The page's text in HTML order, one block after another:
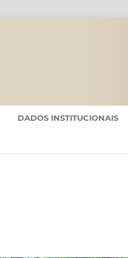
DADOS INSTITUCIONAIS